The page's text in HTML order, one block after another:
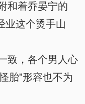
和着乔晏宁的
业这个烫手山
致，各个男人心
胎”形容也不为